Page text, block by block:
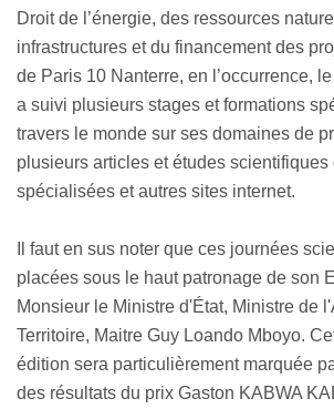
Droit de l’énergie, des ressources
infrastructures et du financement des
de Paris 10 Nanterre, en l’occurrence, le
a suivi plusieurs stages et formations
travers le monde sur ses domaines de
plusieurs articles et études
spécialisées et autres sites internet.
Il faut en sus noter que ces journées
placées sous le haut patronage de son
Monsieur le Ministre d'État, Ministre de
Territoire, Maitre Guy Loando Mboyo.
édition sera particulièrement marquée
des résultats du prix Gaston KABWA